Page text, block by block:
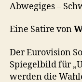
Abwegiges –
Eine Satire von
Der Eurovision
Spiegelbild für
werden die